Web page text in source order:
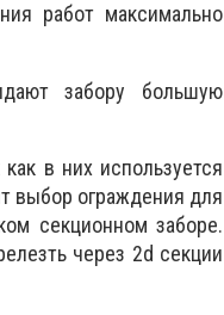
работ максимально
забору большую
в них используется
выбор ограждения для
секционном заборе.
через 2d секции